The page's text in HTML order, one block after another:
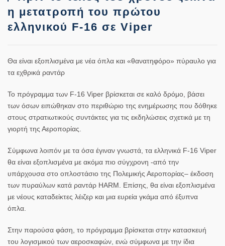
η μετατροπή του πρώτου
ελληνικού F-16 σε Viper
Θα είναι εξοπλισμένα με νέα όπλα και «θανατηφόρο» πύραυλο για
τα εχθρικά ραντάρ
Το πρόγραμμα των F-16 Viper βρίσκεται σε καλό δρόμο, βάσει
των όσων ειπώθηκαν στο περιθώριο της ενημέρωσης που δόθηκε
στους στρατιωτικούς συντάκτες για τις εκδηλώσεις σχετικά με τη
γιορτή της Αεροπορίας.
Σύμφωνα λοιπόν με τα όσα έγιναν γνωστά, τα ελληνικά F-16 Viper
θα είναι εξοπλισμένα με ακόμα πιο σύγχρονη -από την
υπάρχουσα στο οπλοστάσιο της Πολεμικής Αεροπορίας– έκδοση
των πυραύλων κατά ραντάρ HARM. Επίσης, θα είναι εξοπλισμένα
με νέους καταδείκτες λέιζερ και μια ευρεία γκάμα από έξυπνα
όπλα.
Στην παρούσα φάση, το πρόγραμμα βρίσκεται στην κατασκευή
του λογισμικού των αεροσκαφών, ενώ σύμφωνα με την ίδια